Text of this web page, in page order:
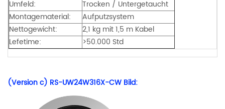
Umfeld:
Trocken / Untergetaucht
Montagematerial:
Aufputzsystem
Nettogewicht:
2,1 kg mit 1,5 m Kabel
Lefetime:
>50.000 Std
(Version c) RS-UW24W316X-CW Bild: